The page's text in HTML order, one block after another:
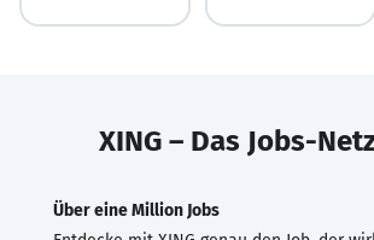
XING – Das Jobs-
Über eine Million Jobs